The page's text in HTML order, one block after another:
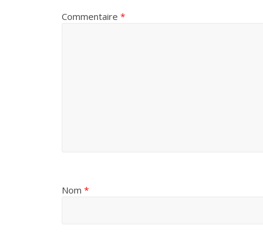
Commentaire *
Nom *